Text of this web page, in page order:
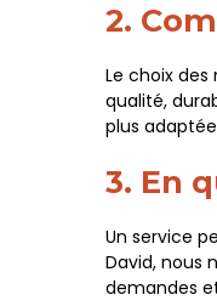
2.
Le choix
qualité,
plus
3. En
Un service
David, nous
demandes